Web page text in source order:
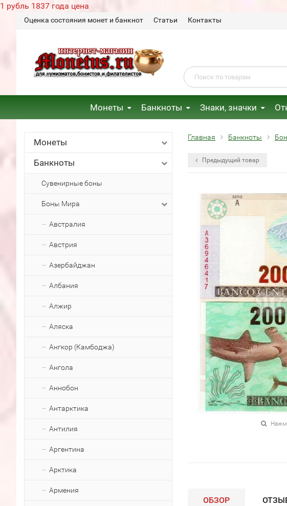
1 рубль 1837 года цена
Оценка состояния монет и банкнот Статьи Контакты
Монеты Банкноты Знаки, значки
Монеты
Банкноты
Сувенирные боны
Боны Мира
Австралия
Австрия
Азербайджан
Албания
Алжир
Аляска
Ангкор (Камбоджа)
Ангола
Аннобон
Антарктика
Антилия
Аргентина
Арктика
Армения
Главная Банкноты
Предыдущий товар
ОБЗОР